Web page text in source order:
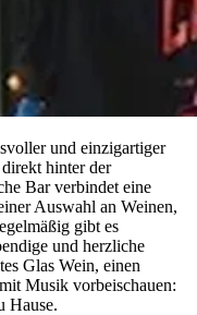
und einzigartiger
hinter der
Bar verbindet eine
Auswahl an Weinen,
gibt es
und herzliche
Glas Wein, einen
Musik vorbeischauen:
Hause.